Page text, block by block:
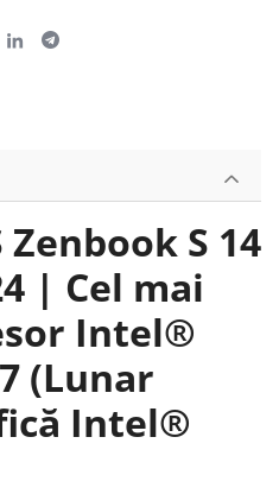
Zenbook S 14
| Cel mai
Intel®
(Lunar
Intel®